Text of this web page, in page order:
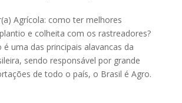
Agrícola: como ter melhores
e colheita com os rastreadores?
é uma das principais alavancas da
sendo responsável por grande
de todo o país, o Brasil é Agro.